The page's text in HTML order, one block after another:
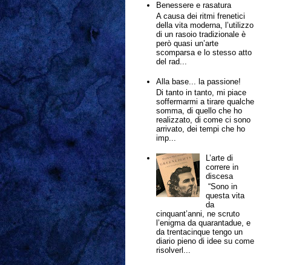
Benessere e rasatura
A causa dei ritmi frenetici
della vita moderna, l’utilizzo
di un rasoio tradizionale è
però quasi un’arte
scomparsa e lo stesso atto
del rad...
Alla base... la passione!
Di tanto in tanto, mi piace
soffermarmi a tirare qualche
somma, di quello che ho
realizzato, di come ci sono
arrivato, dei tempi che ho
imp...
L’arte di
correre in
discesa
“Sono in
questa vita
da
cinquant’anni, ne scruto
l’enigma da quarantadue, e
da trentacinque tengo un
diario pieno di idee su come
risolverl...